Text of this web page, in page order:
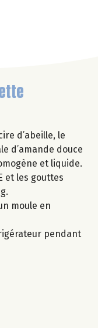
d’abeille, le
d’amande douce
et liquide.
et les gouttes
moule en
pendant